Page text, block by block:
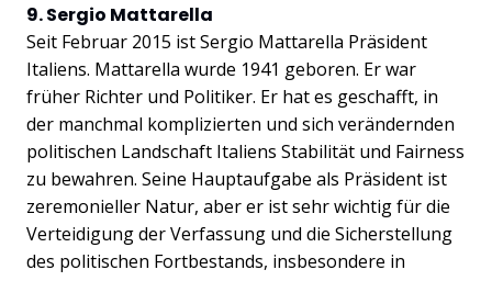
9. Sergio Mattarella
Seit Februar 2015 ist Sergio Mattarella Präsident
Italiens. Mattarella wurde 1941 geboren. Er war
früher Richter und Politiker. Er hat es geschafft, in
der manchmal komplizierten und sich verändernden
politischen Landschaft Italiens Stabilität und Fairness
zu bewahren. Seine Hauptaufgabe als Präsident ist
zeremonieller Natur, aber er ist sehr wichtig für die
Verteidigung der Verfassung und die Sicherstellung
des politischen Fortbestands, insbesondere in